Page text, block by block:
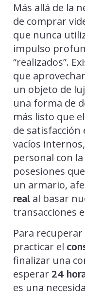
Más allá de la
de comprar
que nunca
impulso
“realizados”.
que
un objeto de
una forma de
más listo que
de
vacíos
personal con
posesiones
un armario,
realal basar
transacciones
Para
practicar el
finalizar una
esperar 24
es una